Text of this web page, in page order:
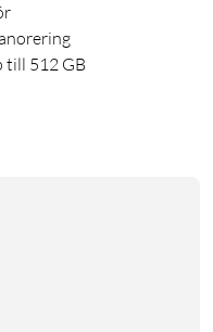
till 512 GB